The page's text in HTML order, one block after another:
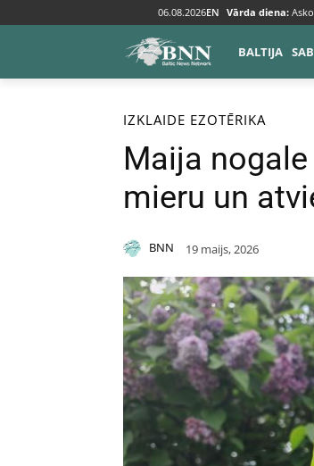
06.08.2026EN Vārda diena:
BALTIJA
Sākums Izklaide Ezotērika
IZKLAIDE EZOTĒRIKA
Maija
mieru un
BNN 19 maijs, 2026